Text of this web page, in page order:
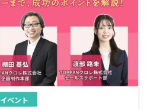
イベント